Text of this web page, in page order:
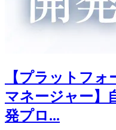
【プラットフ
マネージャー】
発プロ...